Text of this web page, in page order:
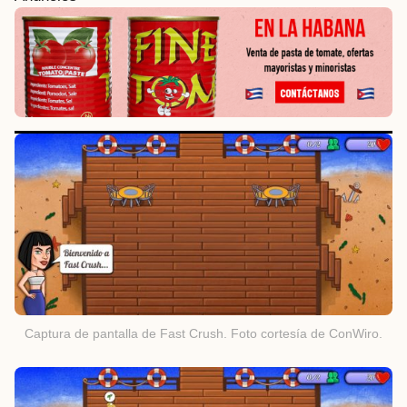
Captura de pantalla de Fast Crush. Foto cortesía de ConWiro.